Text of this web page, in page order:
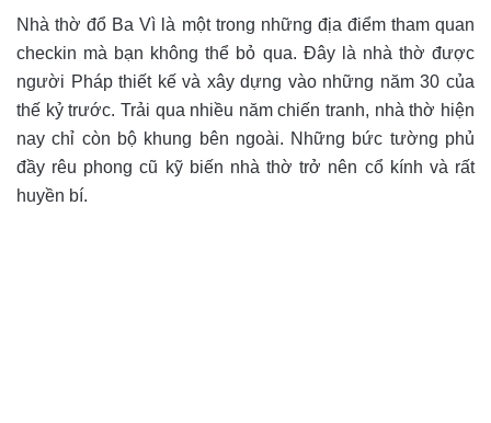
Nhà thờ đổ Ba Vì là một trong những địa điểm tham quan
checkin mà bạn không thể bỏ qua. Đây là nhà thờ được
người Pháp thiết kế và xây dựng vào những năm 30 của
thế kỷ trước. Trải qua nhiều năm chiến tranh, nhà thờ hiện
nay chỉ còn bộ khung bên ngoài. Những bức tường phủ
đầy rêu phong cũ kỹ biến nhà thờ trở nên cổ kính và rất
huyền bí.